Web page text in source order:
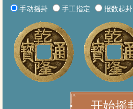
手动摇卦 手工指定 报数起卦